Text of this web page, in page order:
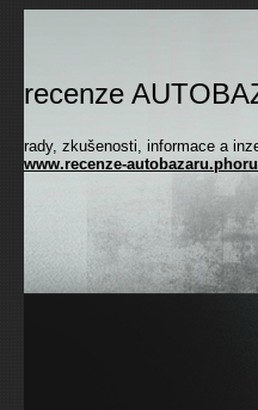
recenze
rady, zkušenosti, informace a
www.recenze-